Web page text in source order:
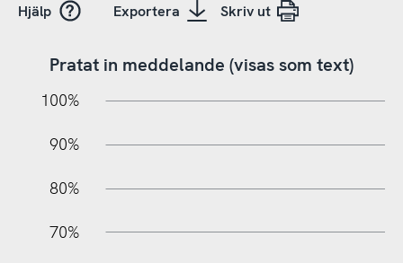
Hjälp Exportera Skriv ut
Pratat in meddelande (visas som text)
100%
90%
80%
70%